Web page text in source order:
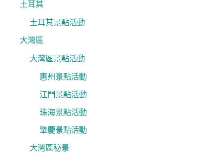
土耳其
土耳其景點活動
大灣區
大灣區景點活動
惠州景點活動
江門景點活動
珠海景點活動
肇慶景點活動
大灣區秘景